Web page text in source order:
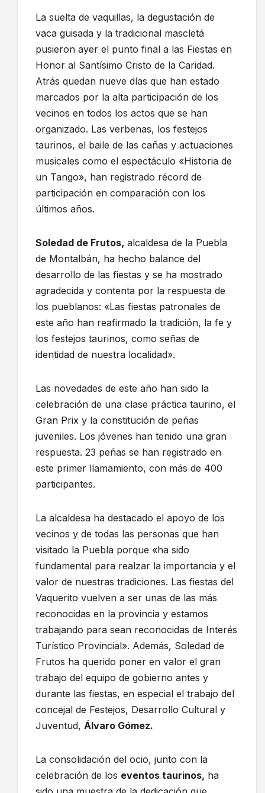
La suelta de vaquillas, la degustación de
vaca guisada y la tradicional mascletá
pusieron ayer el punto final a las Fiestas en
Honor al Santísimo Cristo de la Caridad.
Atrás quedan nueve días que han estado
marcados por la alta participación de los
vecinos en todos los actos que se han
organizado. Las verbenas, los festejos
taurinos, el baile de las cañas y actuaciones
musicales como el espectáculo «Historia de
un Tango», han registrado récord de
participación en comparación con los
últimos años.
Soledad de Frutos, alcaldesa de la Puebla
de Montalbán, ha hecho balance del
desarrollo de las fiestas y se ha mostrado
agradecida y contenta por la respuesta de
los pueblanos: «Las fiestas patronales de
este año han reafirmado la tradición, la fe y
los festejos taurinos, como señas de
identidad de nuestra localidad».
Las novedades de este año han sido la
celebración de una clase práctica taurino, el
Gran Prix y la constitución de peñas
juveniles. Los jóvenes han tenido una gran
respuesta. 23 peñas se han registrado en
este primer llamamiento, con más de 400
participantes.
La alcaldesa ha destacado el apoyo de los
vecinos y de todas las personas que han
visitado la Puebla porque «ha sido
fundamental para realzar la importancia y el
valor de nuestras tradiciones. Las fiestas del
Vaquerito vuelven a ser unas de las más
reconocidas en la provincia y estamos
trabajando para sean reconocidas de Interés
Turístico Provincial». Además, Soledad de
Frutos ha querido poner en valor el gran
trabajo del equipo de gobierno antes y
durante las fiestas, en especial el trabajo del
concejal de Festejos, Desarrollo Cultural y
Juventud, Álvaro Gómez.
La consolidación del ocio, junto con la
celebración de los eventos taurinos, ha